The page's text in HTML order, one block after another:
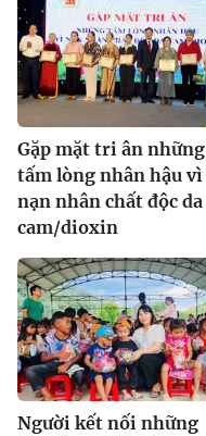
Gặp mặt tri ân những
tấm lòng nhân hậu vì
nạn nhân chất độc da
cam/dioxin
Người kết nối những